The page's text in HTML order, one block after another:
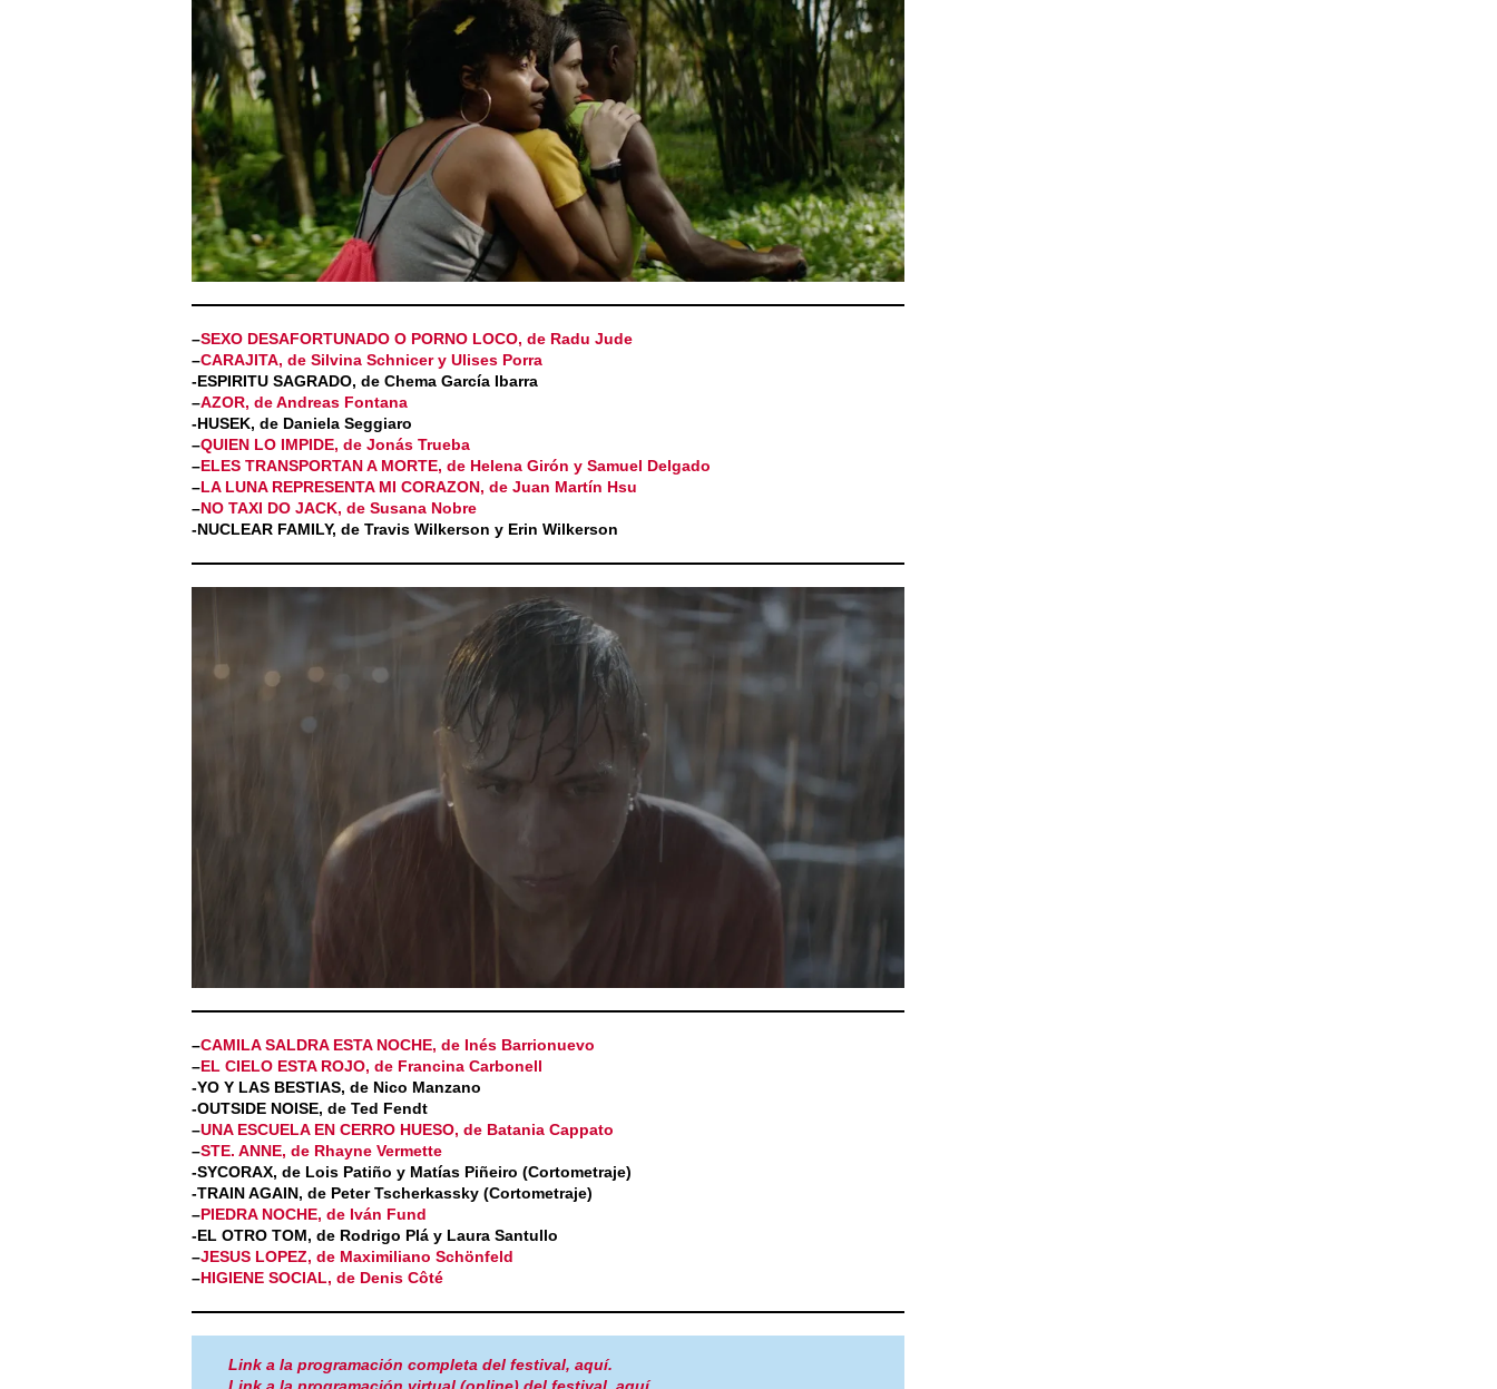
–SEXO DESAFORTUNADO O PORNO LOCO, de Radu Jude
–CARAJITA, de Silvina Schnicer y Ulises Porra
-ESPIRITU SAGRADO, de Chema García Ibarra
–AZOR, de Andreas Fontana
-HUSEK, de Daniela Seggiaro
–QUIEN LO IMPIDE, de Jonás Trueba
–ELES TRANSPORTAN A MORTE, de Helena Girón y Samuel Delgado
–LA LUNA REPRESENTA MI CORAZON, de Juan Martín Hsu
–NO TAXI DO JACK, de Susana Nobre
-NUCLEAR FAMILY, de Travis Wilkerson y Erin Wilkerson
–CAMILA SALDRA ESTA NOCHE, de Inés Barrionuevo
–EL CIELO ESTA ROJO, de Francina Carbonell
-YO Y LAS BESTIAS, de Nico Manzano
-OUTSIDE NOISE, de Ted Fendt
–UNA ESCUELA EN CERRO HUESO, de Batania Cappato
–STE. ANNE, de Rhayne Vermette
-SYCORAX, de Lois Patiño y Matías Piñeiro (Cortometraje)
-TRAIN AGAIN, de Peter Tscherkassky (Cortometraje)
–PIEDRA NOCHE, de Iván Fund
-EL OTRO TOM, de Rodrigo Plá y Laura Santullo
–JESUS LOPEZ, de Maximiliano Schönfeld
–HIGIENE SOCIAL, de Denis Côté
Link a la programación completa del festival, aquí.